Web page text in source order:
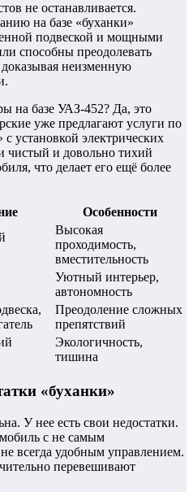
не останавливается.
на базе «буханки»
подвеской и мощными
способны преодолевать
неизменную
на базе УАЗ-452? Да, это
уже предлагают услуги по
установкой электрических
чистый и довольно тихий
что делает его ещё более
Особенности
Высокая
проходимость,
вместительность
Уютный интерьер,
автономность
Преодоление сложных
препятствий
Экологичность,
тишина
«буханки»
У нее есть свои недостатки.
с не самым
всегда удобным управлением.
перевешивают